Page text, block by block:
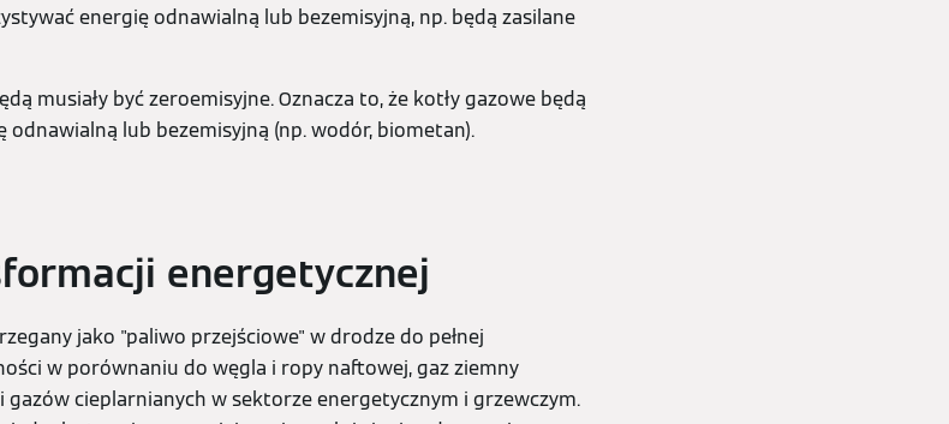
energię odnawialną lub bezemisyjną, np. będą zasilane
musiały być zeroemisyjne. Oznacza to, że kotły gazowe będą
odnawialną lub bezemisyjną (np. wodór, biometan).
energetycznej
jako "paliwo przejściowe" w drodze do pełnej
w porównaniu do węgla i ropy naftowej, gaz ziemny
gazów cieplarnianych w sektorze energetycznym i grzewczym.